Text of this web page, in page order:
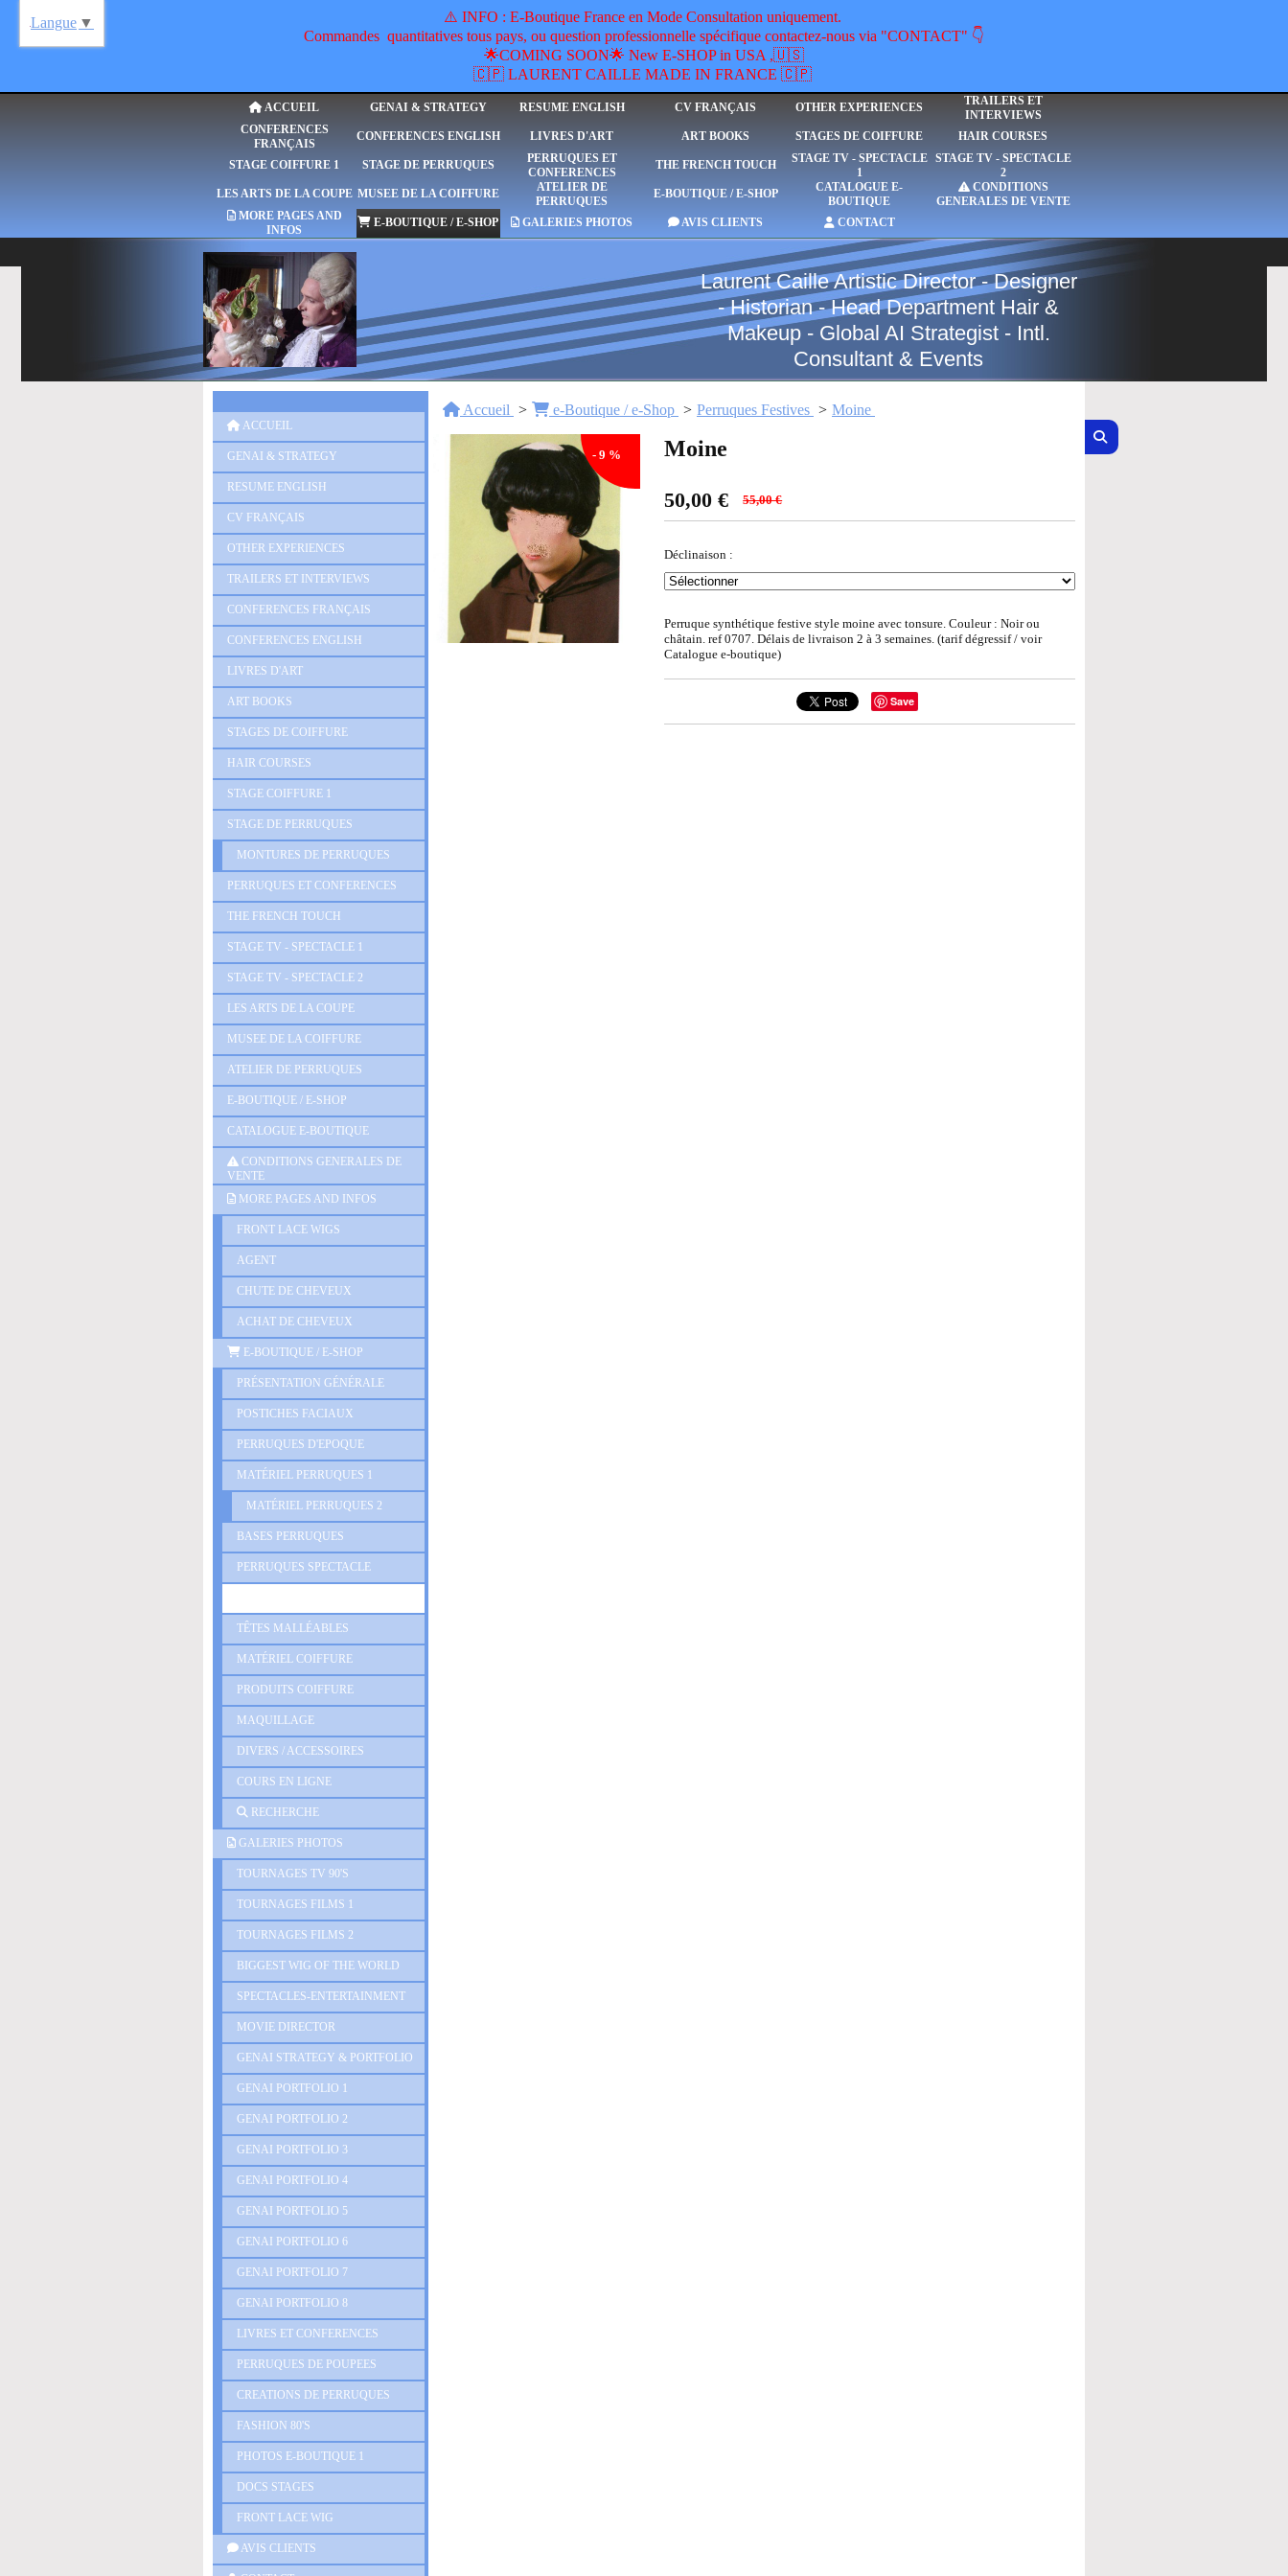
​⚠️ INFO : E-Boutique France en Mode Consultation uniquement.
Commandes quantitatives tous pays, ou question professionnelle spécifique contactez-nous via "CONTACT" 👇
🌟COMING SOON🌟 New E-SHOP in USA ,🇺🇸
🇨🇵 LAURENT CAILLE MADE IN FRANCE 🇨🇵
ACCUEIL GENAI & STRATEGY RESUME ENGLISH CV FRANÇAIS OTHER EXPERIENCES
TRAILERS ET
INTERVIEWS
CONFERENCES
FRANÇAIS
CONFERENCES ENGLISH LIVRES D'ART ART BOOKS STAGES DE COIFFURE HAIR COURSES
STAGE COIFFURE 1 STAGE DE PERRUQUES
PERRUQUES ET
CONFERENCES
THE FRENCH TOUCH
STAGE TV - SPECTACLE
1
STAGE TV - SPECTACLE
2
LES ARTS DE LA COUPE MUSEE DE LA COIFFURE
ATELIER DE
PERRUQUES
E-BOUTIQUE / E-SHOP
CATALOGUE E-
BOUTIQUE
CONDITIONS
GENERALES DE VENTE
MORE PAGES AND
INFOS
E-BOUTIQUE / E-SHOP GALERIES PHOTOS AVIS CLIENTS CONTACT
Laurent Caille Artistic Director - Designer
- Historian - Head Department Hair &
Makeup - Global AI Strategist - Intl.
Consultant & Events
ACCUEIL
GENAI & STRATEGY
RESUME ENGLISH
CV FRANÇAIS
OTHER EXPERIENCES
TRAILERS ET INTERVIEWS
CONFERENCES FRANÇAIS
CONFERENCES ENGLISH
LIVRES D'ART
ART BOOKS
STAGES DE COIFFURE
HAIR COURSES
STAGE COIFFURE 1
STAGE DE PERRUQUES
MONTURES DE PERRUQUES
PERRUQUES ET CONFERENCES
THE FRENCH TOUCH
STAGE TV - SPECTACLE 1
STAGE TV - SPECTACLE 2
LES ARTS DE LA COUPE
MUSEE DE LA COIFFURE
ATELIER DE PERRUQUES
E-BOUTIQUE / E-SHOP
CATALOGUE E-BOUTIQUE
CONDITIONS GENERALES DE
VENTE
MORE PAGES AND INFOS
FRONT LACE WIGS
AGENT
CHUTE DE CHEVEUX
ACHAT DE CHEVEUX
E-BOUTIQUE / E-SHOP
PRÉSENTATION GÉNÉRALE
POSTICHES FACIAUX
PERRUQUES D'EPOQUE
MATÉRIEL PERRUQUES 1
MATÉRIEL PERRUQUES 2
BASES PERRUQUES
PERRUQUES SPECTACLE
TÊTES MALLÉABLES
MATÉRIEL COIFFURE
PRODUITS COIFFURE
MAQUILLAGE
DIVERS / ACCESSOIRES
COURS EN LIGNE
RECHERCHE
GALERIES PHOTOS
TOURNAGES TV 90'S
TOURNAGES FILMS 1
TOURNAGES FILMS 2
BIGGEST WIG OF THE WORLD
SPECTACLES-ENTERTAINMENT
MOVIE DIRECTOR
GENAI STRATEGY & PORTFOLIO
GENAI PORTFOLIO 1
GENAI PORTFOLIO 2
GENAI PORTFOLIO 3
GENAI PORTFOLIO 4
GENAI PORTFOLIO 5
GENAI PORTFOLIO 6
GENAI PORTFOLIO 7
GENAI PORTFOLIO 8
LIVRES ET CONFERENCES
PERRUQUES DE POUPEES
CREATIONS DE PERRUQUES
FASHION 80'S
PHOTOS E-BOUTIQUE 1
DOCS STAGES
FRONT LACE WIG
AVIS CLIENTS
Accueil e-Boutique / e-Shop Perruques Festives Moine
- 9 % Moine
50,00 € 55,00 €
Déclinaison :
Perruque synthétique festive style moine avec tonsure. Couleur : Noir ou
châtain. ref 0707. Délais de livraison 2 à 3 semaines. (tarif dégressif / voir
Catalogue e-boutique)
Save
Langue ▼